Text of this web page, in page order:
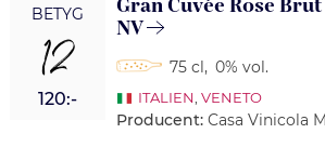
BETYG
12
120:-
Gran Cuvée Rose
NV
75 cl, 0% vol.
ITALIEN VENETO
Producent: Casa Vinicola